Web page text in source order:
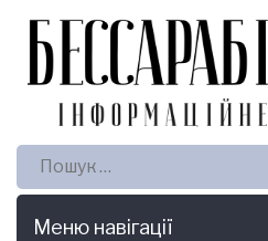
Пошук:
Меню навігації